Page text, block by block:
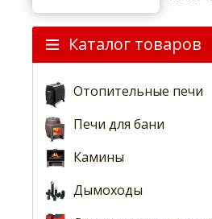
Каталог товаров
Отопительные печи
Печи для бани
Камины
Дымоходы